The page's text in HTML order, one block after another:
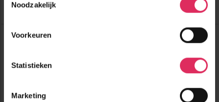
Informatie verzamelen over uw geografische
Uw apparaat identificeren door het actief te
scannen op specifieke eigenschappen (fingerprinting)
verwerkt en stel uw voorkeuren in het
detailgedeelte
in.
Noodzakelijk
Voorkeuren
Statistieken
Marketing
Top Dorpen:
Chalet Gamper